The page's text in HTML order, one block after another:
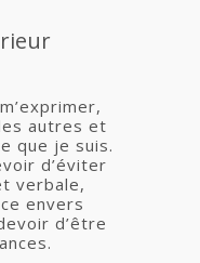
autres et
que je suis.
d’éviter
verbale,
envers
d’être